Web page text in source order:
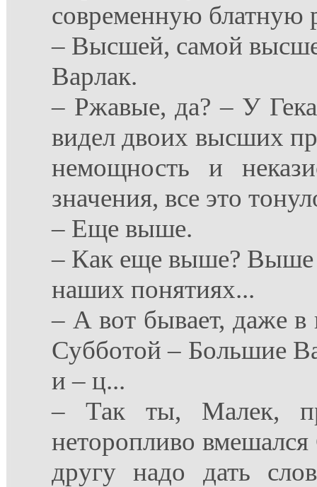
современную блатную
– Высшей, самой
Варлак.
– Ржавые, да? – У
видел двоих высших
немощность и
значения, все это
– Еще выше.
– Как еще выше? Выше
наших понятиях...
– А вот бывает, даже
Субботой – Большие
и – ц...
– Так ты, Малек,
неторопливо
другу надо дать